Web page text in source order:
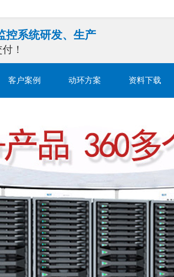
控系统研发、生产
！
客户案例 动环方案 资料下载